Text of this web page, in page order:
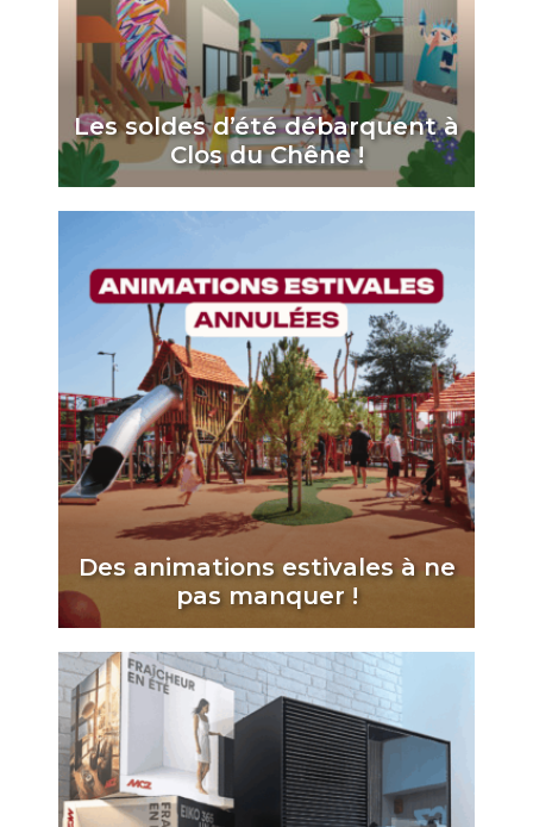
Les soldes d’été débarquent à
Clos du Chêne !
Des animations estivales à ne
pas manquer !